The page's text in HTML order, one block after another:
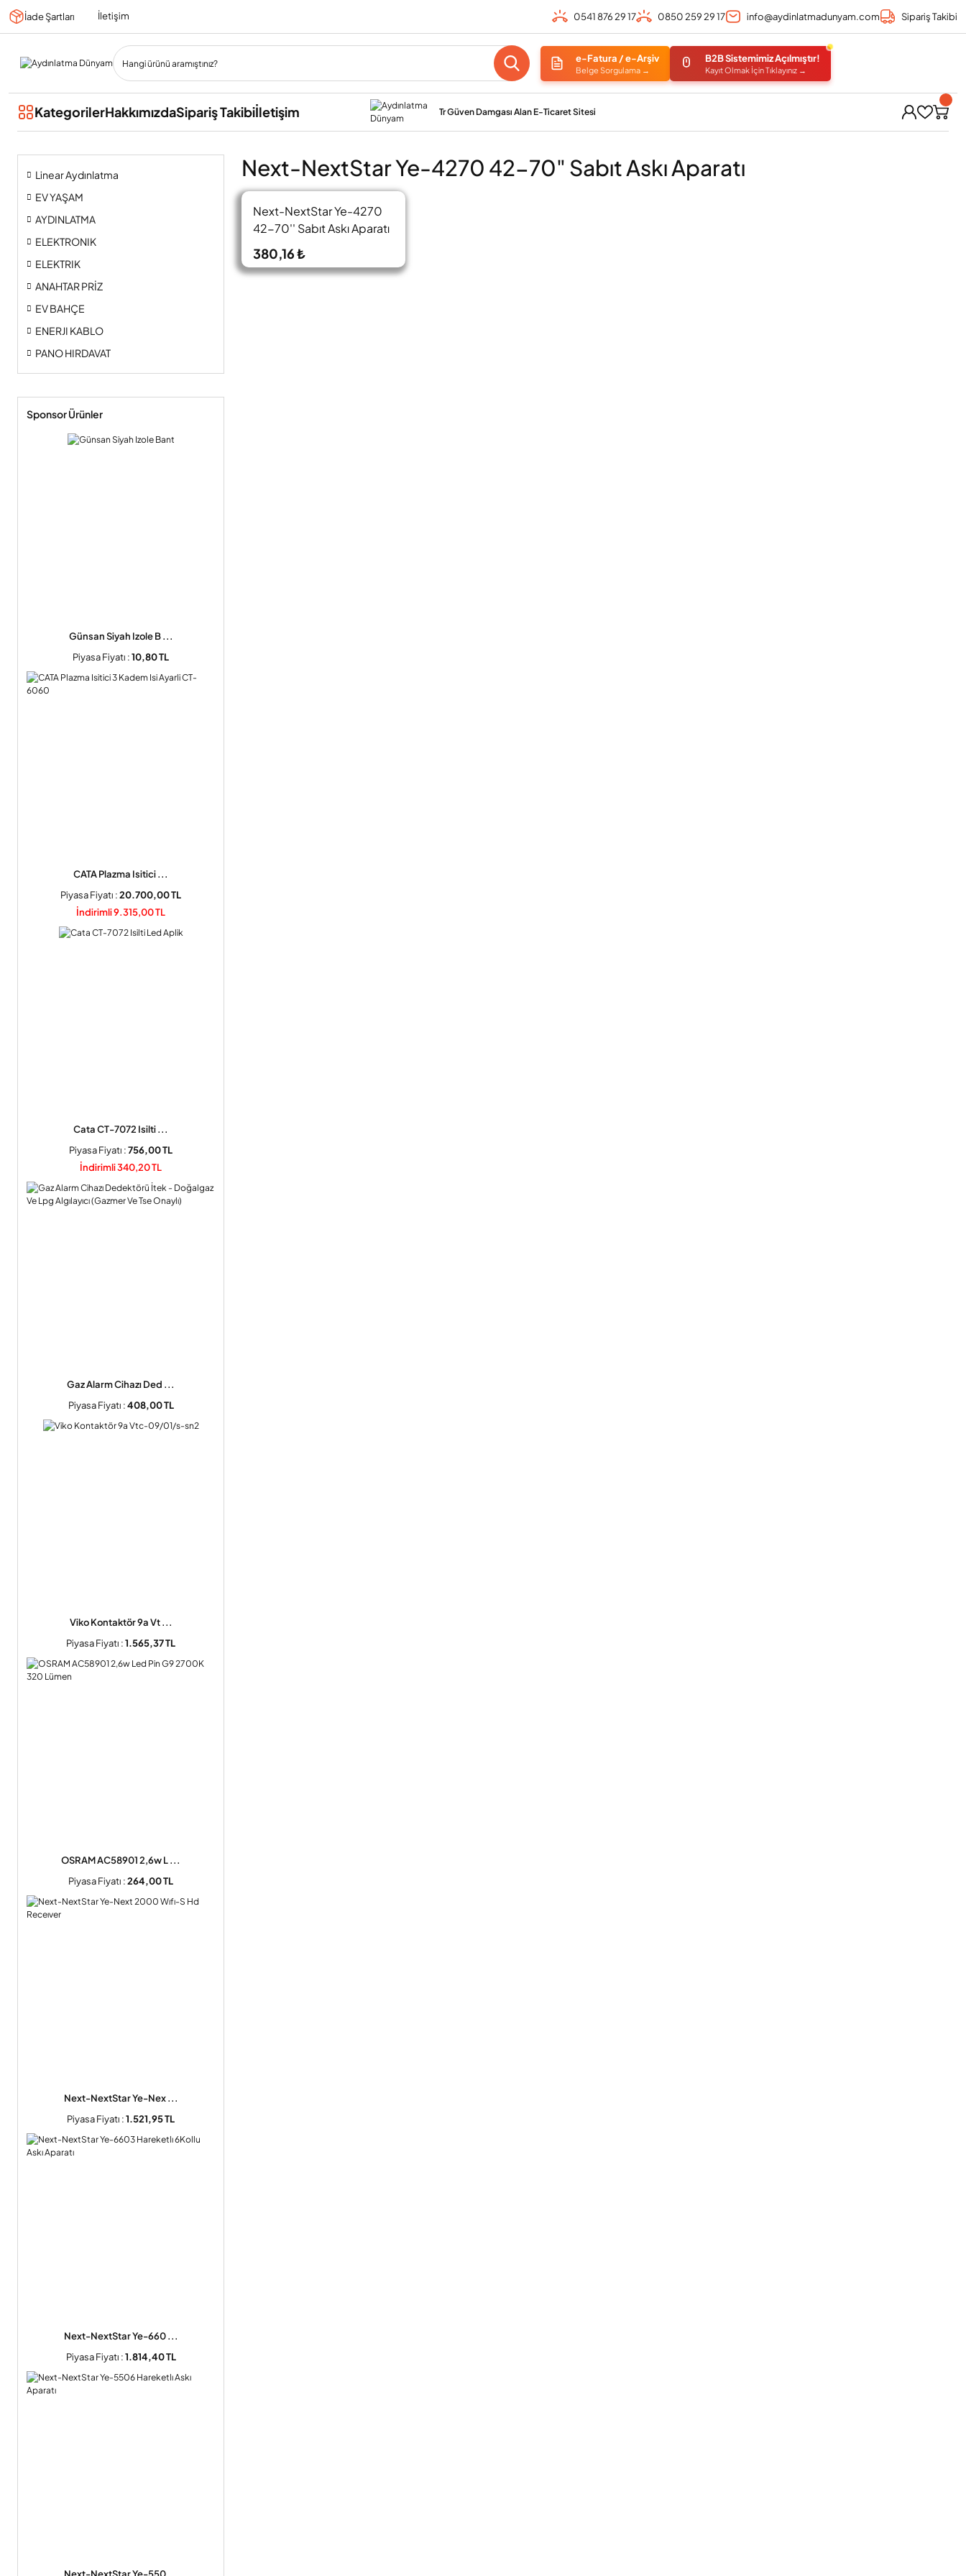
İade Şartları İletişim 0541 876 29 17 0850 259 29 17 info@aydinlatmadunyam.com Sipariş Takibi
e-Fatura / e-Arşiv
Belge Sorgulama →
B2B Sistemimiz Açılmıştır!
Kayıt Olmak İçin Tıklayınız →
KategorilerHakkımızdaSipariş Takibiİletişim Tr Güven Damgası Alan E-Ticaret Sitesi
Linear Aydınlatma
EV YAŞAM
AYDINLATMA
ELEKTRONIK
ELEKTRIK
ANAHTAR PRİZ
EV BAHÇE
ENERJI KABLO
PANO HIRDAVAT
Sponsor Ürünler
Günsan Siyah Izole B ...
Piyasa Fiyatı :10,80 TL
CATA Plazma Isitici ...
Piyasa Fiyatı :20.700,00 TL
İndirimli 9.315,00 TL
Cata CT-7072 Isilti ...
Piyasa Fiyatı :756,00 TL
İndirimli 340,20 TL
Gaz Alarm Cihazı Ded ...
Piyasa Fiyatı :408,00 TL
Viko Kontaktör 9a Vt ...
Piyasa Fiyatı :1.565,37 TL
OSRAM AC58901 2,6w L ...
Piyasa Fiyatı :264,00 TL
Next-NextStar Ye-Nex ...
Piyasa Fiyatı :1.521,95 TL
Next-NextStar Ye-660 ...
Piyasa Fiyatı :1.814,40 TL
Next-NextStar Ye-4270 42-70" Sabıt Askı Aparatı
Next-NextStar Ye-4270
42-70'' Sabıt Askı Aparatı
380,16 ₺